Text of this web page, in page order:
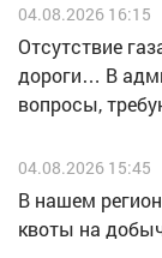
04.08.2026 16:15
Отсутствие
дороги… В
вопросы,
04.08.2026 15:45
В нашем
квоты на